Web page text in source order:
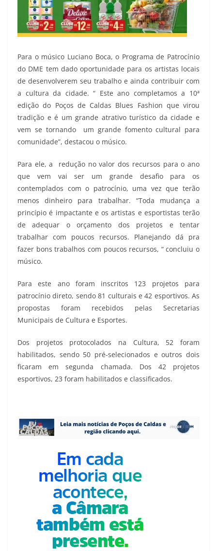
Para o músico Luciano Boca, o Programa de Patrocínio
do DME tem dado oportunidade para os artistas locais
de desenvolverem seu trabalho e ainda contribuir com
a cultura da cidade. “ Este ano completamos a 10ª
edição do Poços de Caldas Blues Fashion que virou
tradição e é um grande atrativo turístico da cidade e
vem se tornando um grande fomento cultural para
comunidade”, destacou o músico.
Para ele, a redução no valor dos recursos para o ano
que vem vai ser um grande desafio para os
contemplados com o patrocínio, uma vez que terão
menos dinheiro para trabalhar. “Toda mudança a
princípio é impactante e os artistas e esportistas terão
de adequar o orçamento dos projetos e tentar
trabalhar com poucos recursos. Planejando dá pra
fazer bons trabalhos com poucos recursos, “ concluiu o
músico.
Para este ano foram inscritos 123 projetos para
patrocínio direto, sendo 81 culturais e 42 esportivos. As
propostas foram recebidos pelas Secretarias
Municipais de Cultura e Esportes.
Dos projetos protocolados na Cultura, 52 foram
habilitados, sendo 50 pré-selecionados e outros dois
ficaram em segunda chamada. Dos 42 projetos
esportivos, 23 foram habilitados e classificados.